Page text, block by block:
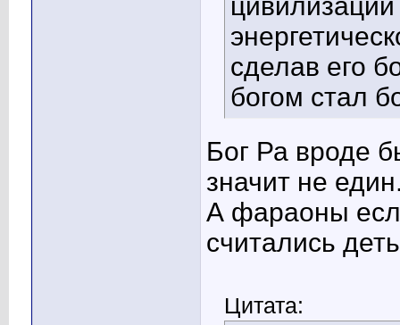
сделав его
богом стал
Бог Ра вроде
значит не
А фараоны
считались
Цитата: